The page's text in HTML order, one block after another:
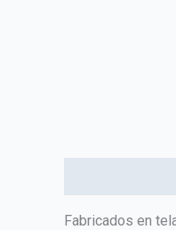
Fabricados en